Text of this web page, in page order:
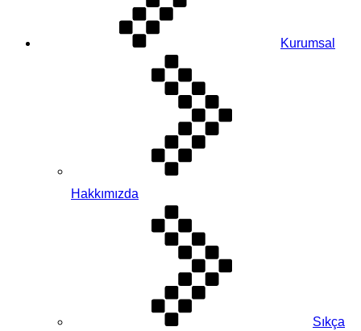
Kurumsal
Hakkımızda
Sıkça